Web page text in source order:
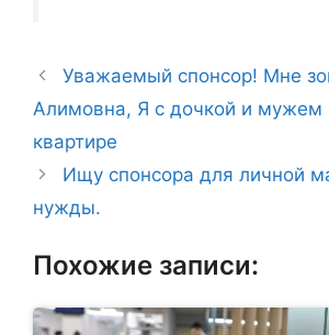
Уважаемый спонсор! Мне
Алимовна, Я с дочкой и мужем
квартире
Ищу спонсора для личной
нужды.
Похожие записи: